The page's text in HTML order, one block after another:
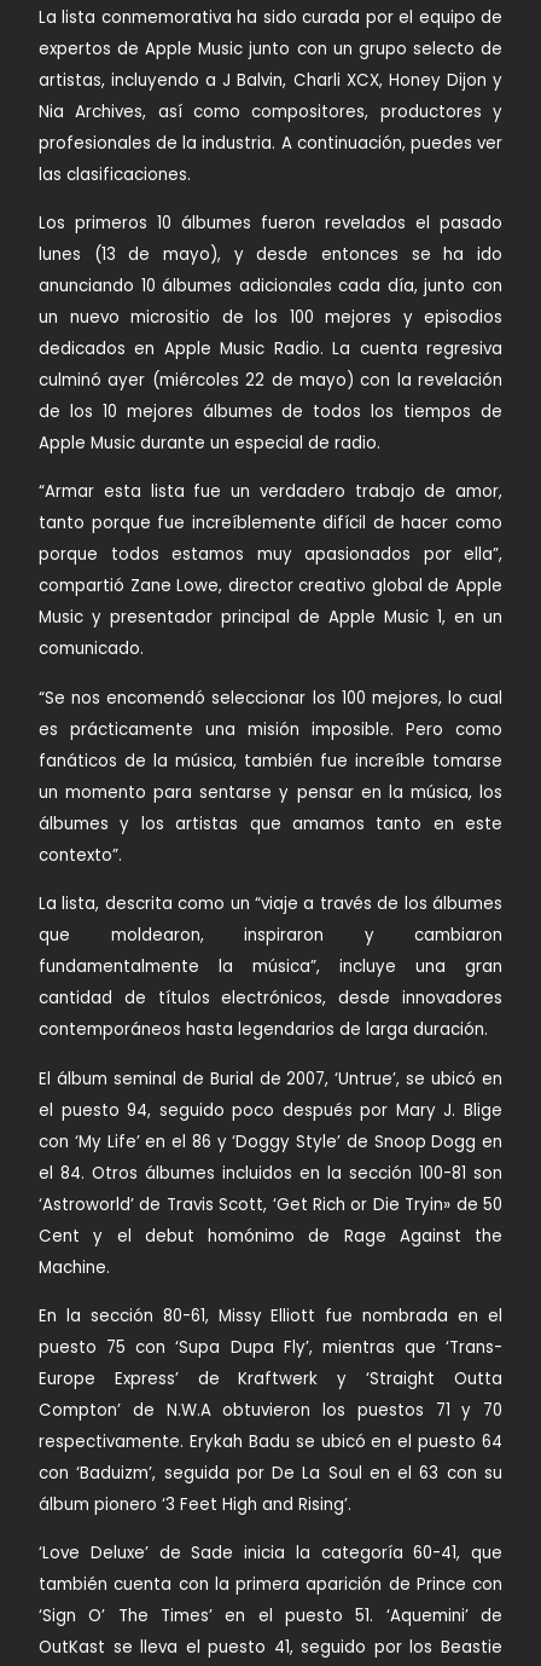
La lista conmemorativa ha sido curada por el equipo de
expertos de Apple Music junto con un grupo selecto de
artistas, incluyendo a J Balvin, Charli XCX, Honey Dijon y
Nia Archives, así como compositores, productores y
profesionales de la industria. A continuación, puedes ver
las clasificaciones.
Los primeros 10 álbumes fueron revelados el pasado
lunes (13 de mayo), y desde entonces se ha ido
anunciando 10 álbumes adicionales cada día, junto con
un nuevo micrositio de los 100 mejores y episodios
dedicados en Apple Music Radio. La cuenta regresiva
culminó ayer (miércoles 22 de mayo) con la revelación
de los 10 mejores álbumes de todos los tiempos de
Apple Music durante un especial de radio.
“Armar esta lista fue un verdadero trabajo de amor,
tanto porque fue increíblemente difícil de hacer como
porque todos estamos muy apasionados por ella”,
compartió Zane Lowe, director creativo global de Apple
Music y presentador principal de Apple Music 1, en un
comunicado.
“Se nos encomendó seleccionar los 100 mejores, lo cual
es prácticamente una misión imposible. Pero como
fanáticos de la música, también fue increíble tomarse
un momento para sentarse y pensar en la música, los
álbumes y los artistas que amamos tanto en este
contexto”.
La lista, descrita como un “viaje a través de los álbumes
que moldearon, inspiraron y cambiaron
fundamentalmente la música”, incluye una gran
cantidad de títulos electrónicos, desde innovadores
contemporáneos hasta legendarios de larga duración.
El álbum seminal de Burial de 2007, ‘Untrue’, se ubicó en
el puesto 94, seguido poco después por Mary J. Blige
con ‘My Life’ en el 86 y ‘Doggy Style’ de Snoop Dogg en
el 84. Otros álbumes incluidos en la sección 100-81 son
‘Astroworld’ de Travis Scott, ‘Get Rich or Die Tryin» de 50
Cent y el debut homónimo de Rage Against the
Machine.
En la sección 80-61, Missy Elliott fue nombrada en el
puesto 75 con ‘Supa Dupa Fly’, mientras que ‘Trans-
Europe Express’ de Kraftwerk y ‘Straight Outta
Compton’ de N.W.A obtuvieron los puestos 71 y 70
respectivamente. Erykah Badu se ubicó en el puesto 64
con ‘Baduizm’, seguida por De La Soul en el 63 con su
álbum pionero ‘3 Feet High and Rising’.
‘Love Deluxe’ de Sade inicia la categoría 60-41, que
también cuenta con la primera aparición de Prince con
‘Sign O’ The Times’ en el puesto 51. ‘Aquemini’ de
OutKast se lleva el puesto 41, seguido por los Beastie